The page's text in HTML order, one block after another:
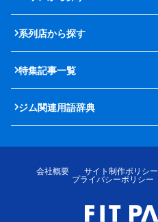
系列店から探す
特集記事一覧
ジム関連用語辞典
会社概要 サイト制作ポリシー
プライバシーポリシー